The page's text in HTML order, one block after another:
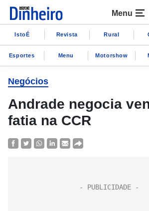
Menu
IstoÉ Revista Rural
Esportes Menu Motorshow
Negócios
Andrade negocia
fatia na CCR